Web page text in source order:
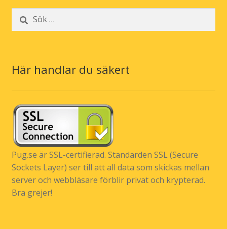
Sök
efter:
Här handlar du säkert
Pug.se är SSL-certifierad. Standarden SSL (Secure
Sockets Layer) ser till att all data som skickas mellan
server och webbläsare förblir privat och krypterad.
Bra grejer!